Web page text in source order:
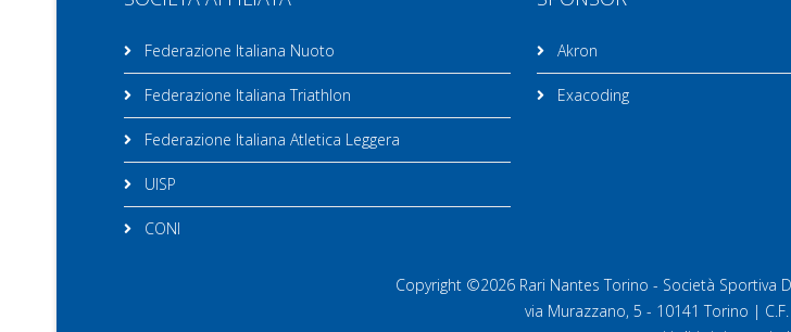
Federazione Italiana Nuoto
Federazione Italiana Triathlon
Federazione Italiana Atletica Leggera
UISP
CONI
Akron
Exacoding
Copyright ©2026 Rari Nantes Torino - Società Sportiva
via Murazzano, 5 - 10141 Torino |